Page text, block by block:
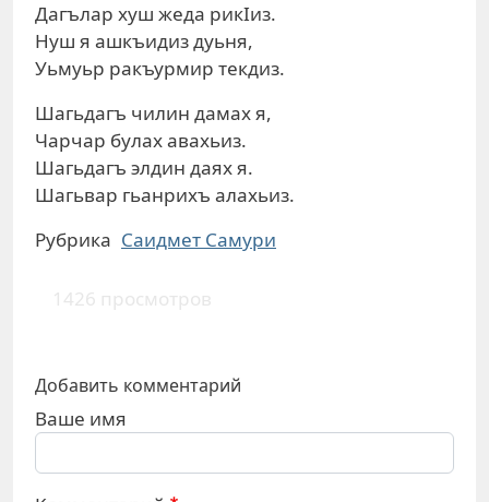
Дагълар хуш жеда рикIиз.
Нуш я ашкъидиз дуьня,
Уьмуьр ракъурмир текдиз.
Шагьдагъ чилин дамах я,
Чарчар булах авахьиз.
Шагьдагъ элдин даях я.
Шагьвар гьанрихъ алахьиз.
Рубрика Саидмет Самури
1426 просмотров
Добавить комментарий
Ваше имя